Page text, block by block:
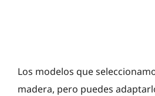
Los modelos que
madera, pero puedes